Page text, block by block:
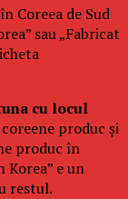
Coreea de Sud
sau „Fabricat
cu locul
produc și
produc în
Korea” e un
restul.